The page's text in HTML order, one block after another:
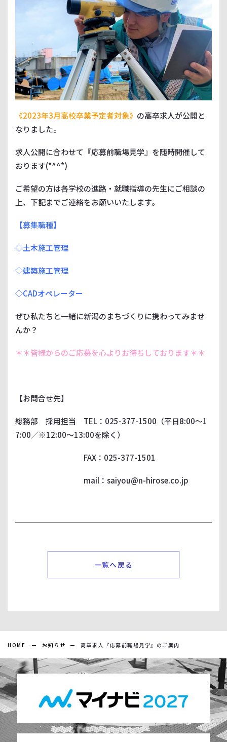
《2023年3月高校卒業予定者対象》 の高卒求人が公開と
なりました。
求人公開に合わせて『応募前職場見学』を随時開催して
おります(*^^*)
ご希望の方は各学校の進路・就職指導の先生にご相談の
上、下記までご連絡をお願いいたします。
【募集職種】
◇土木施工管理
◇建築施工管理
◇CADオペレーター
ぜひ私たちと一緒に新潟のまちづくりに携わってみませ
んか？
＊＊皆様からのご応募を心よりお待ちしております＊＊
【お問合せ先】
総務部 採用担当 TEL：025-377-1500（平日8:00～1
7:00／※12:00～13:00を除く）
FAX：025-377-1501
mail：saiyou@n-hirose.co.jp
一覧へ戻る
HOME お知らせ 高卒求人『応募前職場見学』のご案内